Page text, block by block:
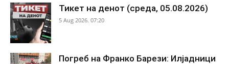
Тикет на денот (среда, 05.08.2026)
5 Aug 2026. 07:20
Погреб на Франко Барези: Илјадници